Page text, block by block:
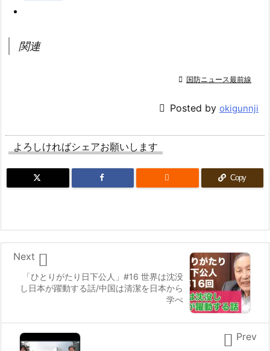
関連
 国防ニュース最前線
 Posted by okigunnji
よろしければシェアお願いします
 Copy
「ひとりがたり日下公人」#16 世界は沈没
し日本が躍動する話/中国は清潔を日本から
学べ

Next
 Prev